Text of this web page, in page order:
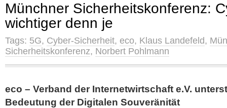
Münchner Sicherheitskonferenz:
wichtiger denn je
Tags: 5G, Cyber-Sicherheit, eco, Klaus Landefeld,
Sicherheitskonferenz, Norbert Pohlmann
eco – Verband der Internetwirtschaft e.V.
Bedeutung der Digitalen Souveränität